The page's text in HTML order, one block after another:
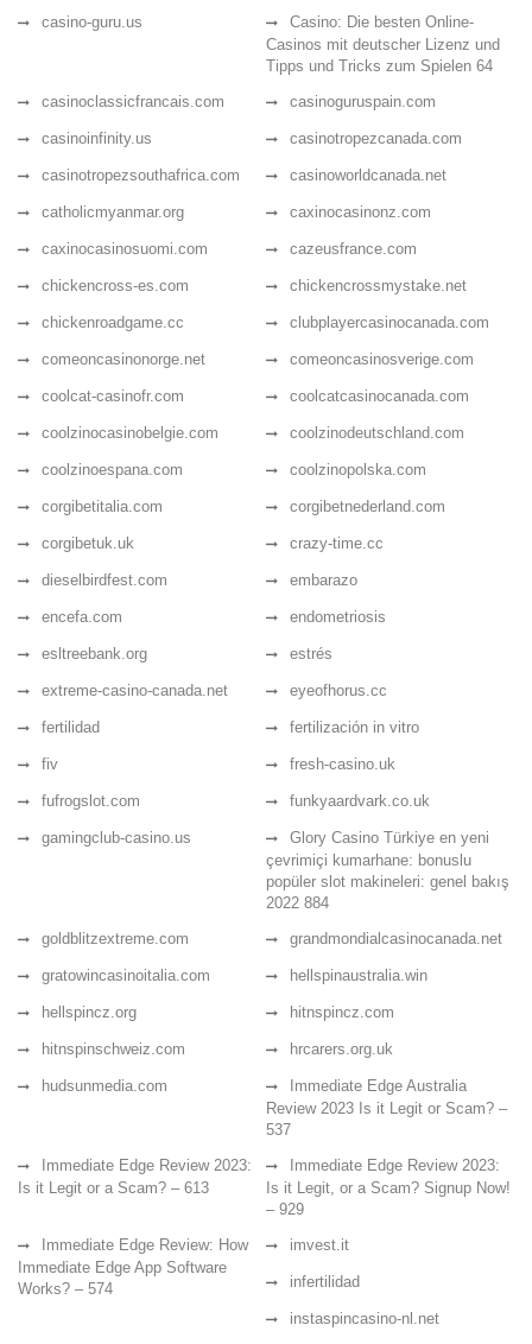
casino-guru.us
Casino: Die besten Online-
Casinos mit deutscher Lizenz und
Tipps und Tricks zum Spielen 64
casinoclassicfrancais.com
casinoguruspain.com
casinoinfinity.us casinotropezcanada.com
casinotropezsouthafrica.com casinoworldcanada.net
catholicmyanmar.org caxinocasinonz.com
caxinocasinosuomi.com cazeusfrance.com
chickencross-es.com chickencrossmystake.net
chickenroadgame.cc clubplayercasinocanada.com
comeoncasinonorge.net comeoncasinosverige.com
coolcat-casinofr.com coolcatcasinocanada.com
coolzinocasinobelgie.com coolzinodeutschland.com
coolzinoespana.com coolzinopolska.com
corgibetitalia.com corgibetnederland.com
corgibetuk.uk crazy-time.cc
dieselbirdfest.com embarazo
encefa.com endometriosis
esltreebank.org estrés
extreme-casino-canada.net eyeofhorus.cc
fertilidad fertilización in vitro
fiv fresh-casino.uk
fufrogslot.com funkyaardvark.co.uk
gamingclub-casino.us
Glory Casino Türkiye en yeni
çevrimiçi kumarhane: bonuslu
popüler slot makineleri: genel bakış
2022 884
goldblitzextreme.com
grandmondialcasinocanada.net
gratowincasinoitalia.com hellspinaustralia.win
hellspincz.org hitnspincz.com
hitnspinschweiz.com hrcarers.org.uk
hudsunmedia.com
Immediate Edge Australia
Review 2023 Is it Legit or Scam? –
537
Immediate Edge Review 2023:
Is it Legit or a Scam? – 613
Immediate Edge Review 2023:
Is it Legit, or a Scam? Signup Now!
– 929
Immediate Edge Review: How
Immediate Edge App Software
Works? – 574
imvest.it
infertilidad
instaspincasino-nl.net